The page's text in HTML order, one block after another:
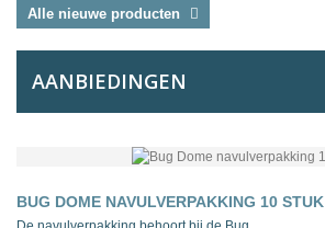
Alle nieuwe producten
AANBIEDINGEN
BUG DOME NAVULVERPAKKING 10 STUK